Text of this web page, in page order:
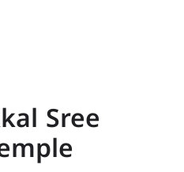
Sree